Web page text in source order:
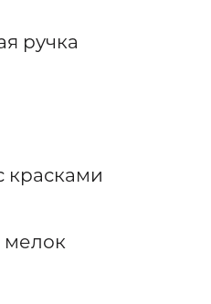
ручка
красками
мелок